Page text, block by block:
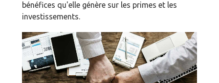
bénéfices qu'elle génère sur les primes et les
investissements.